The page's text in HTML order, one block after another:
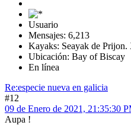
Usuario
Mensajes: 6,213
Kayaks: Seayak de
Ubicación: Bay of Biscay
En línea
Re:especie nueva en galicia
#12
09 de Enero de 2021, 21:35:30
Aupa !